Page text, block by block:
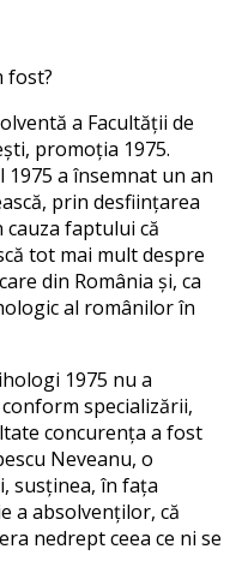
fost?
a Facultății de
promoția 1975.
a însemnat un an
prin desființarea
cauza faptului că
tot mai mult despre
din România și, ca
al românilor în
1975 nu a
specializării,
concurența a fost
Neveanu, o
susținea, în fața
a absolvenților, că
nedrept ceea ce ni se